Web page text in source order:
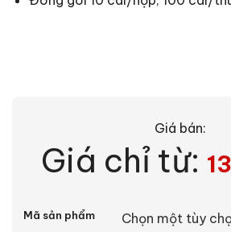
Giá bán:
Giá chỉ từ:
Mã sản phẩm